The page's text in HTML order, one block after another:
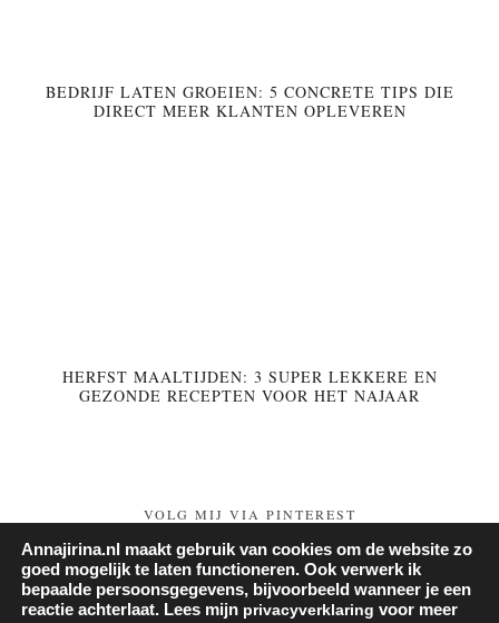
BEDRIJF LATEN GROEIEN: 5 CONCRETE TIPS DIE
DIRECT MEER KLANTEN OPLEVEREN
HERFST MAALTIJDEN: 3 SUPER LEKKERE EN
GEZONDE RECEPTEN VOOR HET NAJAAR
VOLG MIJ VIA PINTEREST
Follow on Pinterest
Annajirina.nl maakt gebruik van cookies om de website zo
goed mogelijk te laten functioneren. Ook verwerk ik
bepaalde persoonsgegevens, bijvoorbeeld wanneer je een
reactie achterlaat. Lees mijn privacyverklaring voor meer